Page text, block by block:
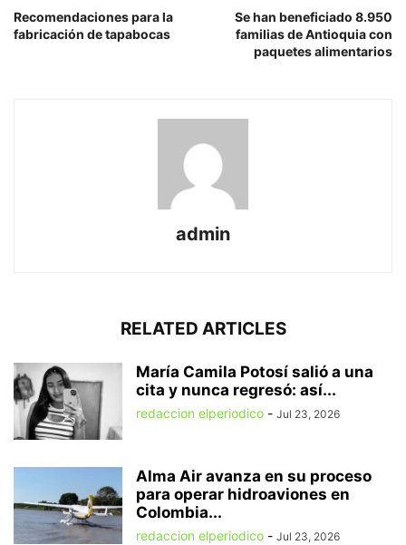
Recomendaciones para la
fabricación de tapabocas
Se han beneficiado 8.950
familias de Antioquia con
paquetes alimentarios
admin
RELATED ARTICLES
María Camila Potosí salió a una
cita y nunca regresó: así...
redaccion elperiodico - Jul 23, 2026
Alma Air avanza en su proceso
para operar hidroaviones en
Colombia...
redaccion elperiodico - Jul 23, 2026